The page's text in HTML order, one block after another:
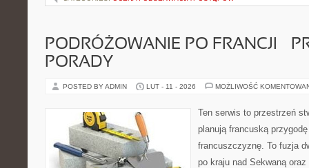
PODRÓŻOWANIE PO FRANCJI –
PORADY
POSTED BY ADMIN LUT - 11 - 2026 MOŻLIWOŚĆ
Ten serwis to przestrzeń
planują francuską
francuszczyznę. To fuzja
po kraju nad Sekwaną